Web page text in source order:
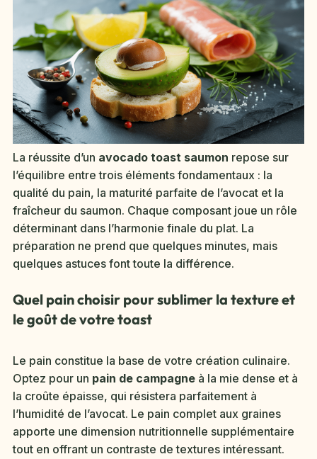
La réussite d’un avocado toast saumon repose sur
l’équilibre entre trois éléments fondamentaux : la
qualité du pain, la maturité parfaite de l’avocat et la
fraîcheur du saumon. Chaque composant joue un rôle
déterminant dans l’harmonie finale du plat. La
préparation ne prend que quelques minutes, mais
quelques astuces font toute la différence.
Quel pain choisir pour sublimer la texture et
le goût de votre toast
Le pain constitue la base de votre création culinaire.
Optez pour un pain de campagne à la mie dense et à
la croûte épaisse, qui résistera parfaitement à
l’humidité de l’avocat. Le pain complet aux graines
apporte une dimension nutritionnelle supplémentaire
tout en offrant un contraste de textures intéressant.